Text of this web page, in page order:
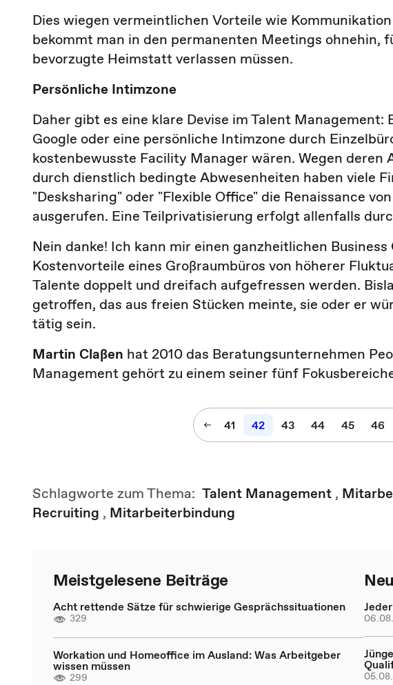
Dies wiegen vermeintlichen Vorteile wie
bekommt man in den permanenten Meetings ohnehin,
bevorzugte Heimstatt verlassen müssen.
Persönliche Intimzone
Daher gibt es eine klare Devise im Talent
Google oder eine persönliche Intimzone durch
kostenbewusste Facility Manager wären. Wegen
durch dienstlich bedingte Abwesenheiten haben viele
"Desksharing" oder "Flexible Office" die Renaissance
ausgerufen. Eine Teilprivatisierung erfolgt allenfalls
Nein danke! Ich kann mir einen ganzheitlichen Business
Kostenvorteile eines Großraumbüros von höherer
Talente doppelt und dreifach aufgefressen werden.
getroffen, das aus freien Stücken meinte, sie oder er
tätig sein.
Martin Claßen hat 2010 das Beratungsunternehmen
Management gehört zu einem seiner fünf
41 42 43 44 45 46
Schlagworte zum Thema: Talent Management ,
Recruiting , Mitarbeiterbindung
Meistgelesene Beiträge
Acht rettende Sätze für schwierige Gesprächssituationen
329
Workation und Homeoffice im Ausland: Was Arbeitgeber
wissen müssen
299